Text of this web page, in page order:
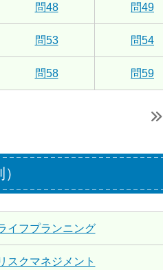
問48 問49
問53 問54
問58 問59
イフプランニング
スクマネジメント